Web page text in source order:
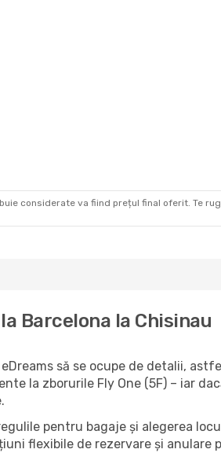
considerate va fiind prețul final oferit. Te
Barcelona la Chisinau
să se ocupe de detalii,
la zborurile Fly One (5F) – iar
pentru bagaje și alegerea
flexibile de rezervare și anulare